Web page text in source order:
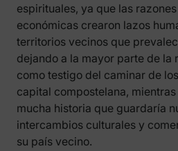
espirituales, ya que las
económicas crearon lazos
territorios vecinos que
dejando a la mayor parte de la
como testigo del caminar de
capital compostelana,
mucha historia que guardaría
intercambios culturales y
su país vecino.